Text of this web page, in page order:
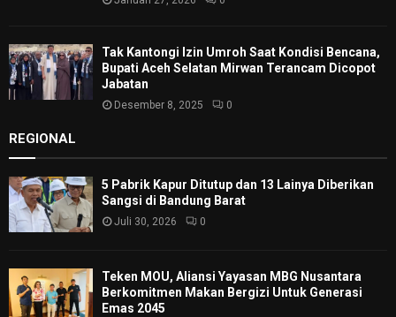
Tak Kantongi Izin Umroh Saat Kondisi Bencana,
Bupati Aceh Selatan Mirwan Terancam Dicopot
Jabatan
Desember 8, 2025 0
REGIONAL
5 Pabrik Kapur Ditutup dan 13 Lainya Diberikan
Sangsi di Bandung Barat
Juli 30, 2026 0
Teken MOU, Aliansi Yayasan MBG Nusantara
Berkomitmen Makan Bergizi Untuk Generasi
Emas 2045